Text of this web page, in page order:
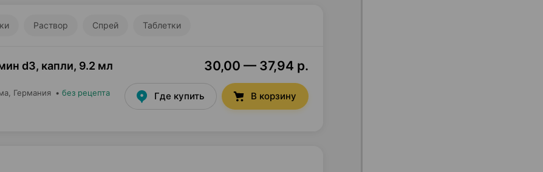
Раствор Спрей Таблетки
d3, капли, 9.2 мл
, Германия • без рецепта
30,00 — 37,94 р.
Где купить В корзину